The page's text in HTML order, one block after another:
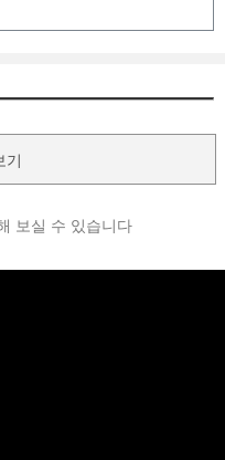
기
보실 수 있습니다